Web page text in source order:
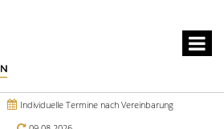
Individuelle Termine nach Vereinbarung